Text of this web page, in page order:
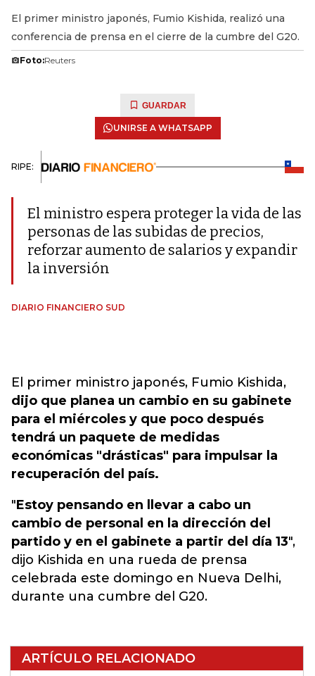
El primer ministro japonés, Fumio Kishida, realizó una
conferencia de prensa en el cierre de la cumbre del G20.
Foto:Reuters
GUARDAR
UNIRSE A WHATSAPP
RIPE:
El ministro espera proteger la vida de las
personas de las subidas de precios,
reforzar aumento de salarios y expandir
la inversión
DIARIO FINANCIERO SUD
El primer ministro japonés, Fumio Kishida,
dijo que planea un cambio en su gabinete
para el miércoles y que poco después
tendrá un paquete de medidas
económicas "drásticas" para impulsar la
recuperación del país.
"Estoy pensando en llevar a cabo un
cambio de personal en la dirección del
partido y en el gabinete a partir del día 13",
dijo Kishida en una rueda de prensa
celebrada este domingo en Nueva Delhi,
durante una cumbre del G20.
ARTÍCULO RELACIONADO